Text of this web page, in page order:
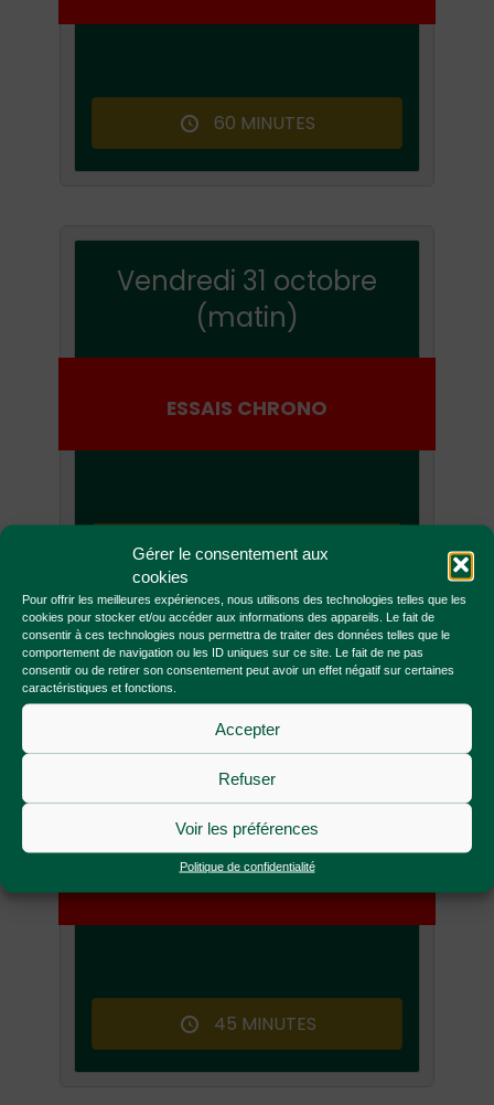
Gérer le consentement aux
cookies
Pour offrir les meilleures expériences, nous utilisons des technologies telles que les
cookies pour stocker et/ou accéder aux informations des appareils. Le fait de
consentir à ces technologies nous permettra de traiter des données telles que le
comportement de navigation ou les ID uniques sur ce site. Le fait de ne pas
consentir ou de retirer son consentement peut avoir un effet négatif sur certaines
caractéristiques et fonctions.
Accepter
Refuser
Voir les préférences
Politique de confidentialité
60 MINUTES
Vendredi 31 octobre
(matin)
ESSAIS CHRONO
30 MINUTES
Vendredi 31 oct.
(après-midi)
45 MINUTES